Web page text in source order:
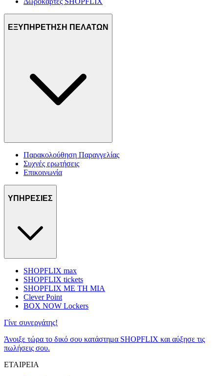
ΕΞΥΠΗΡΕΤΗΣΗ ΠΕΛΑΤΩΝ
Παρακολούθηση Παραγγελίας
Συχνές ερωτήσεις
Επικοινωνία
ΥΠΗΡΕΣΙΕΣ
SHOPFLIX max
SHOPFLIX tickets
SHOPFLIX ΜΕ ΤΗ ΜΙΑ
Clever Point
BOX NOW Lockers
Γίνε συνεργάτης!
Άνοιξε τώρα το δικό σου κατάστημα SHOPFLIX και αύξησε τις
πωλήσεις σου.
ΕΤΑΙΡΕΙΑ